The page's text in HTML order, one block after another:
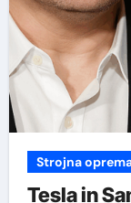
Strojna
Tesla in